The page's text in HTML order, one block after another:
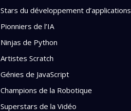
Stars du développement d’applications
Pionniers de l’IA
Ninjas de Python
Artistes Scratch
Génies de JavaScript
Champions de la Robotique
Superstars de la Vidéo